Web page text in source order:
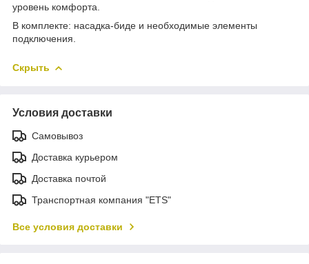
уровень комфорта.
В комплекте: насадка-биде и необходимые элементы
подключения.
Скрыть
Условия доставки
Самовывоз
Доставка курьером
Доставка почтой
Транспортная компания "ETS"
Все условия доставки